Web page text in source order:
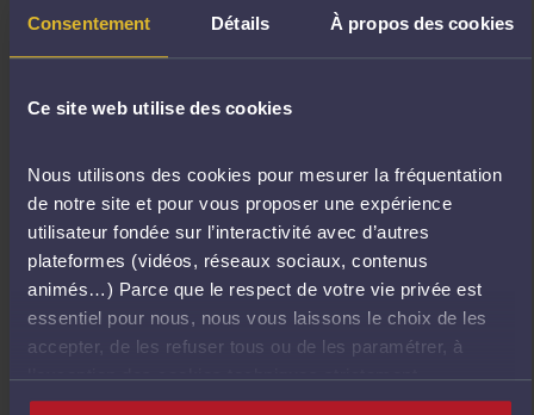
Consentement Détails À propos des cookies
Ce site web utilise des cookies
Nous utilisons des cookies pour mesurer la fréquentation
de notre site et pour vous proposer une expérience
utilisateur fondée sur l’interactivité avec d’autres
plateformes (vidéos, réseaux sociaux, contenus
animés…) Parce que le respect de votre vie privée est
essentiel pour nous, nous vous laissons le choix de les
accepter, de les refuser tous ou de les paramétrer, à
l’exception des cookies techniques strictement
nécessaires au fonctionnement du site.
page
pas.
E
T
O
U
R
À
L
'